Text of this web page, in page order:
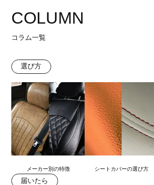
COLUMN
コラム一覧
選び方
メーカー別の特徴 シートカバーの選び方
届いたら